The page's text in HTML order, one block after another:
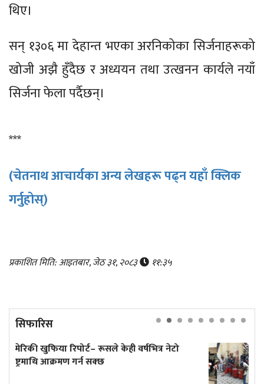
थिए।
सन् १३०६ मा देहान्त भएका अरनिकोका सिर्जनाहरूको
खोजी अझै हुँदैछ र अध्ययन तथा उत्खनन कार्यले नयाँ
सिर्जना फेला पर्दैछन्।
***
(चेतनाथ आचार्यका अन्य लेखहरू पढ्न यहाँ क्लिक
गर्नुहोस्)
प्रकाशित मिति: आइतबार, जेठ ३१, २०८३ ११:३५
सिफारिस
नेटो अनलाइन होइन, जताततै लाइन!